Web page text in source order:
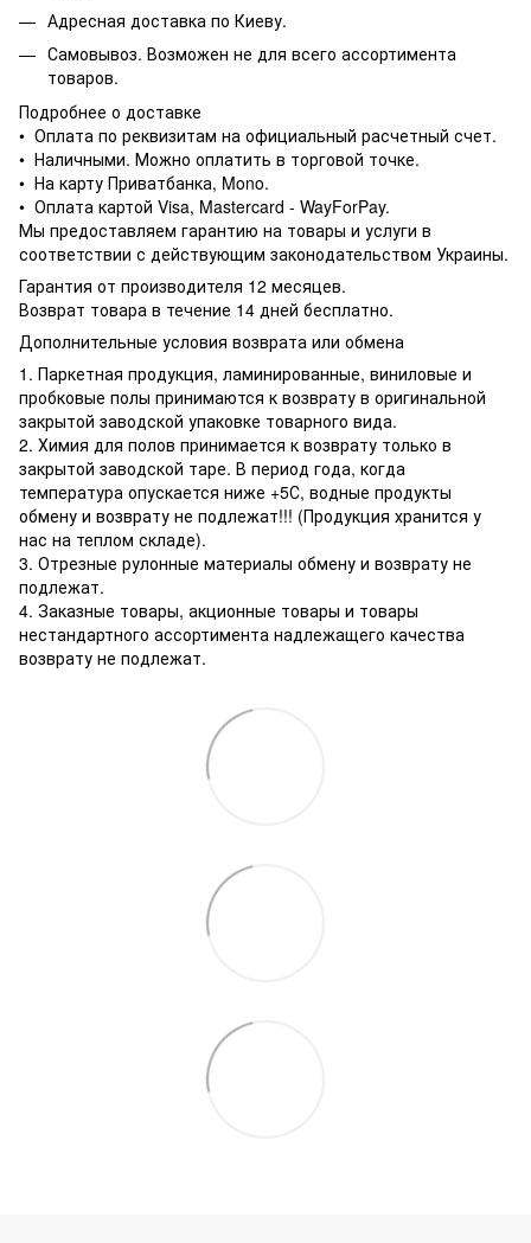
Адресная доставка по Киеву.
Самовывоз. Возможен не для всего ассортимента
товаров.
Подробнее о доставке
• Оплата по реквизитам на официальный расчетный счет.
• Наличными. Можно оплатить в торговой точке.
• На карту Приватбанка, Mono.
• Оплата картой Visa, Mastercard - WayForPay.
Мы предоставляем гарантию на товары и услуги в
соответствии с действующим законодательством Украины.
Гарантия от производителя 12 месяцев.
Возврат товара в течение 14 дней бесплатно.
Дополнительные условия возврата или обмена
1. Паркетная продукция, ламинированные, виниловые и
пробковые полы принимаются к возврату в оригинальной
закрытой заводской упаковке товарного вида.
2. Химия для полов принимается к возврату только в
закрытой заводской таре. В период года, когда
температура опускается ниже +5С, водные продукты
обмену и возврату не подлежат!!! (Продукция хранится у
нас на теплом складе).
3. Отрезные рулонные материалы обмену и возврату не
подлежат.
4. Заказные товары, акционные товары и товары
нестандартного ассортимента надлежащего качества
возврату не подлежат.